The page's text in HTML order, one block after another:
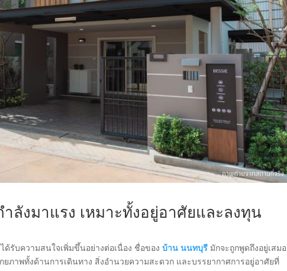
ลังมาแรง เหมาะทั้งอยู่อาศัยและลงทุน
ด้รับความสนใจเพิ่มขึ้นอย่างต่อเนื่อง ชื่อของบ้าน นนทบุรี มักจะถูกพูดถึงอยู่เสมอ
ยภาพทั้งด้านการเดินทาง สิ่งอำนวยความสะดวก และบรรยากาศการอยู่อาศัยที่